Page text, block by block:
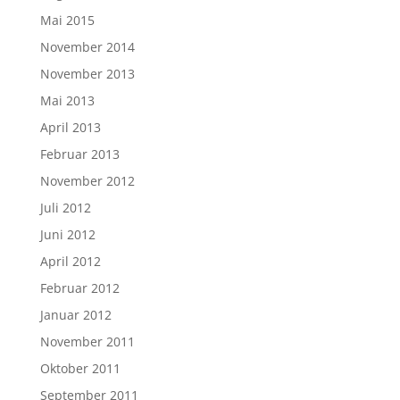
Mai 2015
November 2014
November 2013
Mai 2013
April 2013
Februar 2013
November 2012
Juli 2012
Juni 2012
April 2012
Februar 2012
Januar 2012
November 2011
Oktober 2011
September 2011